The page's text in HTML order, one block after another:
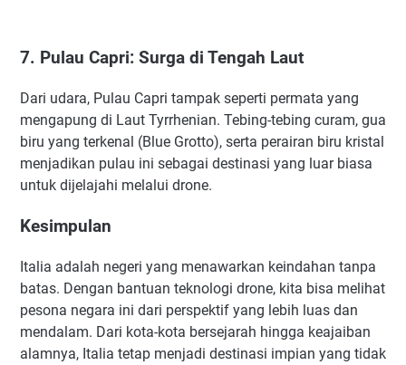
7. Pulau Capri: Surga di Tengah Laut
Dari udara, Pulau Capri tampak seperti permata yang
mengapung di Laut Tyrrhenian. Tebing-tebing curam, gua
biru yang terkenal (Blue Grotto), serta perairan biru kristal
menjadikan pulau ini sebagai destinasi yang luar biasa
untuk dijelajahi melalui drone.
Kesimpulan
Italia adalah negeri yang menawarkan keindahan tanpa
batas. Dengan bantuan teknologi drone, kita bisa melihat
pesona negara ini dari perspektif yang lebih luas dan
mendalam. Dari kota-kota bersejarah hingga keajaiban
alamnya, Italia tetap menjadi destinasi impian yang tidak